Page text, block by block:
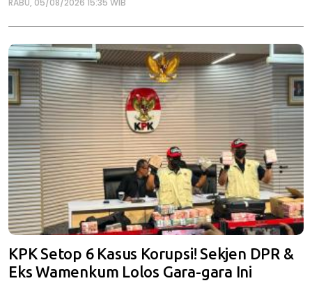
RABU, 05/08/2026 15:35 WIB
KPK Setop 6 Kasus Korupsi! Sekjen DPR &
Eks Wamenkum Lolos Gara-gara Ini